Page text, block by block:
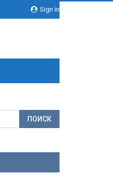
Sign in